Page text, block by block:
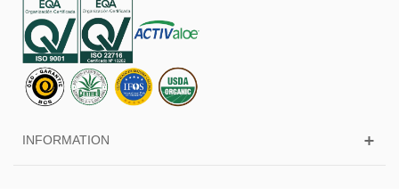
INFORMATION